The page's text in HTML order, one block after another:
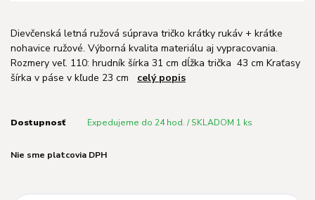
Dievčenská letná ružová súprava tričko krátky rukáv + krátke
nohavice ružové. Výborná kvalita materiálu aj vypracovania.
Rozmery veľ. 110: hrudník šírka 31 cm dĺžka trička 43 cm Kraťasy
šírka v páse v kľude 23 cm celý popis
Dostupnosť Expedujeme do 24 hod. / SKLADOM 1 ks
Nie sme platcovia DPH